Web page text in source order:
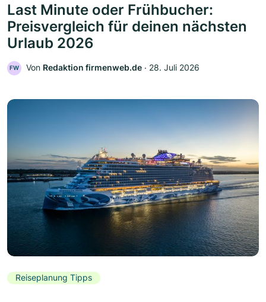
Last Minute oder Frühbucher:
Preisvergleich für deinen nächsten
Urlaub 2026
FW Von Redaktion firmenweb.de ‧ 28. Juli 2026
Reiseplanung Tipps